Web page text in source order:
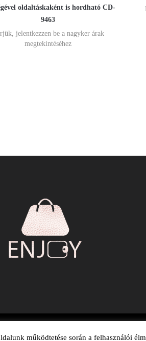
oldaltáskaként is hordható CD-
9463
jelentkezzen be a nagyker árak
megtekintéséhez
működtetése során a felhasználói